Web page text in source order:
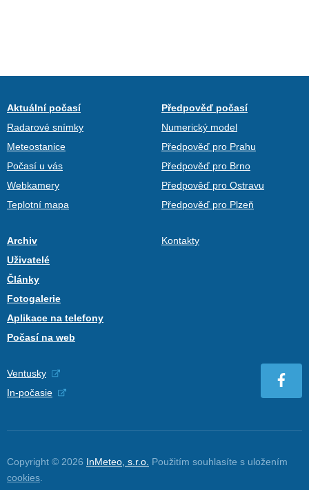
Aktuální počasí
Radarové snímky
Meteostanice
Počasí u vás
Webkamery
Teplotní mapa
Předpověď počasí
Numerický model
Předpověď pro Prahu
Předpověď pro Brno
Předpověď pro Ostravu
Předpověď pro Plzeň
Archiv
Uživatelé
Články
Fotogalerie
Aplikace na telefony
Počasí na web
Kontakty
Ventusky
In-počasie
Copyright © 2026 InMeteo, s.r.o. Použitím souhlasíte s uložením
cookies